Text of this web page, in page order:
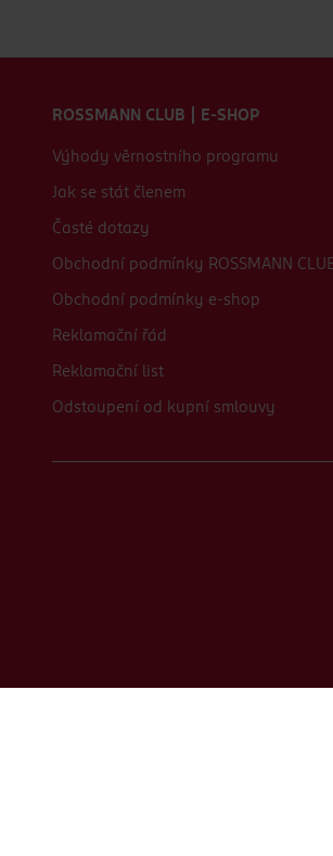
ROSSMANN CLUB | E-SHOP
Výhody věrnostního programu
Jak se stát členem
Časté dotazy
Obchodní podmínky ROSSMANN
Obchodní podmínky e-shop
Reklamační řád
Reklamační list
Odstoupení od kupní smlouvy